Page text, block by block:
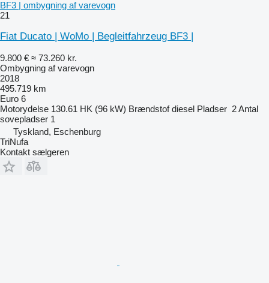
BF3 | ombygning af varevogn
21
Fiat Ducato | WoMo | Begleitfahrzeug BF3 |
9.800 € ≈ 73.260 kr.
Ombygning af varevogn
2018
495.719 km
Euro 6
Motorydelse 130.61 HK (96 kW) Brændstof diesel Pladser 2Antal
sovepladser 1
Tyskland, Eschenburg
TriNufa
Kontakt sælgeren